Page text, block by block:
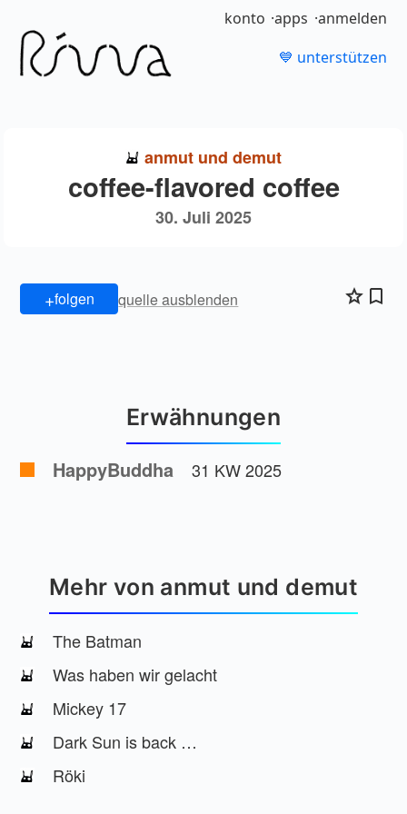
konto apps anmelden
💙 unterstützen
anmut und demut
coffee-flavored coffee
30. Juli 2025
+folgen quelle ausblenden
Erwähnungen
HappyBuddha 31 KW 2025
Mehr von anmut und demut
The Batman
Was haben wir gelacht
Mickey 17
Dark Sun is back …
Röki